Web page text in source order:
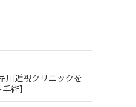
川近視クリニックを
術】